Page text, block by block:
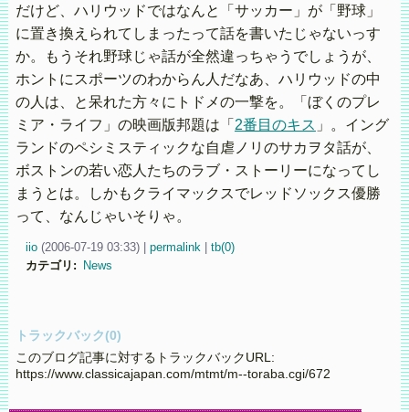
だけど、ハリウッドではなんと「サッカー」が「野球」
に置き換えられてしまったって話を書いたじゃないっす
か。もうそれ野球じゃ話が全然違っちゃうでしょうが、
ホントにスポーツのわからん人だなあ、ハリウッドの中
の人は、と呆れた方々にトドメの一撃を。「ぼくのプレ
ミア・ライフ」の映画版邦題は「 2番目のキス 」。イング
ランドのペシミスティックな自虐ノリのサカヲタ話が、
ボストンの若い恋人たちのラブ・ストーリーになってし
まうとは。しかもクライマックスでレッドソックス優勝
って、なんじゃいそりゃ。
iio (2006-07-19 03:33) permalink| tb(0)
カテゴリ : News
トラックバック(0)
このブログ記事に対するトラックバックURL:
https://www.classicajapan.com/mtmt/m--toraba.cgi/672